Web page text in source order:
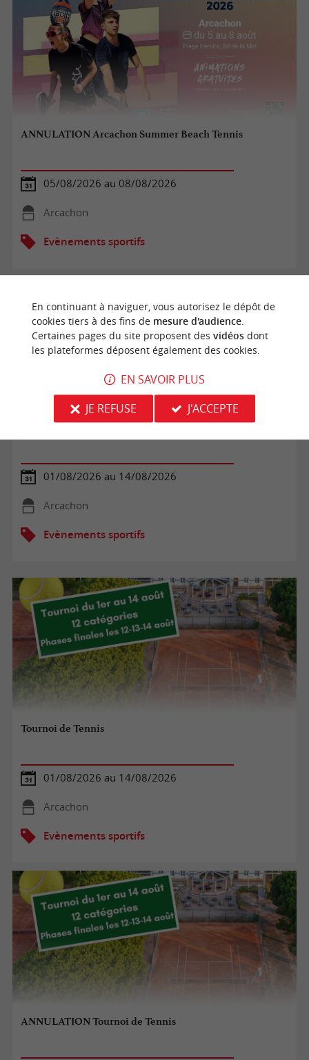
ANNULATION Arcachon Summer Beach Tennis
05/08/2026 au 08/08/2026
Arcachon
Evènements sportifs
Tournoi de Tennis
01/08/2026 au 14/08/2026
Arcachon
Evènements sportifs
Tournoi de Tennis
01/08/2026 au 14/08/2026
Arcachon
Evènements sportifs
ANNULATION Tournoi de Tennis
En continuant à naviguer, vous autorisez le dépôt de
cookies tiers à des fins de mesure d'audience.
Certaines pages du site proposent des vidéosdont
les plateformes déposent également des cookies.
EN SAVOIR PLUS
JE REFUSE
J'ACCEPTE